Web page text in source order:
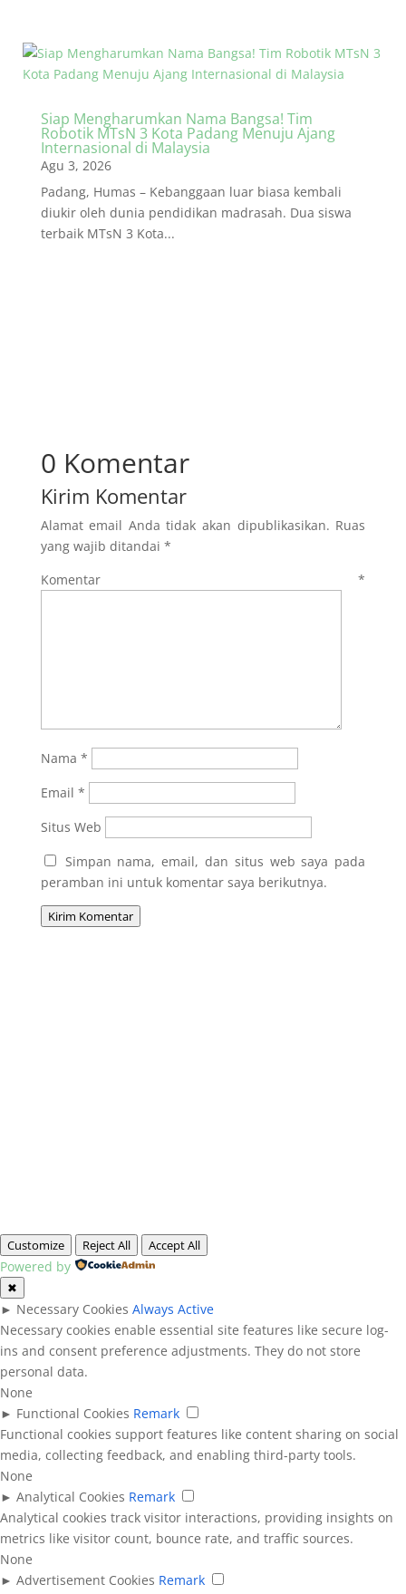
Siap Mengharumkan Nama Bangsa! Tim
Robotik MTsN 3 Kota Padang Menuju Ajang
Internasional di Malaysia
Agu 3, 2026
Padang, Humas – Kebanggaan luar biasa kembali
diukir oleh dunia pendidikan madrasah. Dua siswa
terbaik MTsN 3 Kota...
0 Komentar
Kirim Komentar
Alamat email Anda tidak akan dipublikasikan. Ruas
yang wajib ditandai *
Komentar*
Nama *
Email *
Situs Web
Simpan nama, email, dan situs web saya pada
peramban ini untuk komentar saya berikutnya.
Kirim Komentar
Customize Reject All Accept All
Powered by
✖
► Necessary Cookies Always Active
Necessary cookies enable essential site features like secure log-
ins and consent preference adjustments. They do not store
personal data.
None
► Functional Cookies Remark
Functional cookies support features like content sharing on social
media, collecting feedback, and enabling third-party tools.
None
► Analytical Cookies Remark
Analytical cookies track visitor interactions, providing insights on
metrics like visitor count, bounce rate, and traffic sources.
None
► Advertisement Cookies Remark